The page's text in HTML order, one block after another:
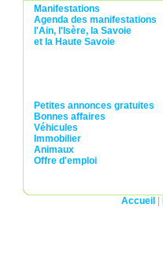
Manifestations
Agenda des manifestations
l'Ain, l'Isère, la Savoie
et la Haute Savoie
Petites annonces gratuites
Bonnes affaires
Véhicules
Immobilier
Animaux
Offre d'emploi
Accueil